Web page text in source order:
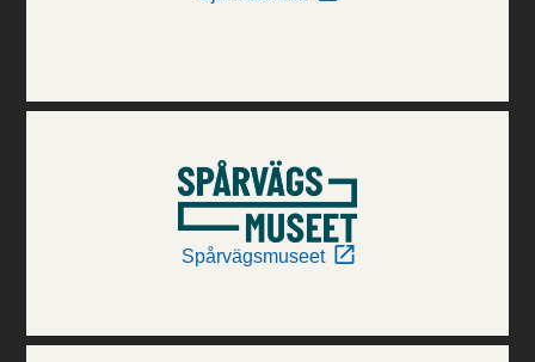
Spårvägsmuseet